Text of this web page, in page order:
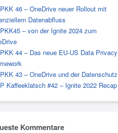
46 – OneDrive neuer Rollout mit
Datenabfluss
– von der Ignite 2024 zum
44 – Das neue EU-US Data Privacy
43 – OneDrive und der Datenschutz
Kaffeeklatsch #42 – Ignite 2022 Recap
Kommentare